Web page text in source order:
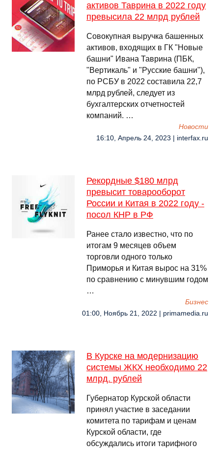
активов Таврина в 2022 году
превысила 22 млрд рублей
Совокупная выручка башенных
активов, входящих в ГК "Новые
башни" Ивана Таврина (ПБК,
"Вертикаль" и "Русские башни"),
по РСБУ в 2022 составила 22,7
млрд рублей, следует из
бухгалтерских отчетностей
компаний. …
Новости
16:10, Апрель 24, 2023 | interfax.ru
Рекордные $180 млрд
превысит товарооборот
России и Китая в 2022 году -
посол КНР в РФ
Ранее стало известно, что по
итогам 9 месяцев объем
торговли одного только
Приморья и Китая вырос на 31%
по сравнению с минувшим годом
…
Бизнес
01:00, Ноябрь 21, 2022 | primamedia.ru
В Курске на модернизацию
системы ЖКХ необходимо 22
млрд. рублей
Губернатор Курской области
принял участие в заседании
комитета по тарифам и ценам
Курской области, где
обсуждались итоги тарифного